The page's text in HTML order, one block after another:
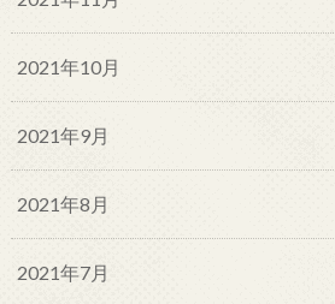
2021年10月
2021年9月
2021年8月
2021年7月